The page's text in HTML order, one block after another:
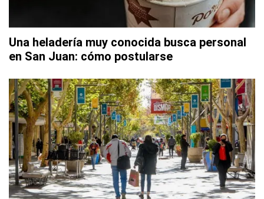
Una heladería muy conocida busca personal
en San Juan: cómo postularse